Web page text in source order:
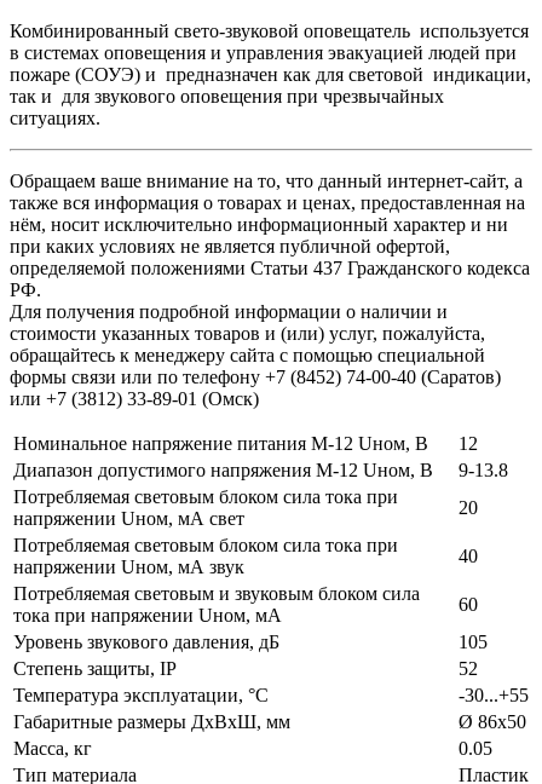
Комбинированный свето-звуковой оповещатель используется
в системах оповещения и управления эвакуацией людей при
пожаре (СОУЭ) и предназначен как для световой индикации,
так и для звукового оповещения при чрезвычайных
ситуациях.
Обращаем ваше внимание на то, что данный интернет-сайт, а
также вся информация о товарах и ценах, предоставленная на
нём, носит исключительно информационный характер и ни
при каких условиях не является публичной офертой,
определяемой положениями Статьи 437 Гражданского кодекса
РФ.
Для получения подробной информации о наличии и
стоимости указанных товаров и (или) услуг, пожалуйста,
обращайтесь к менеджеру сайта с помощью специальной
формы связи или по телефону +7 (8452) 74-00-40 (Саратов)
или +7 (3812) 33-89-01 (Омск)
Номинальное напряжение питания М-12 Uном, В
12
Диапазон допустимого напряжения М-12 Uном, В
9-13.8
Потребляемая световым блоком сила тока при
напряжении Uном, мА свет
20
Потребляемая световым блоком сила тока при
напряжении Uном, мА звук
40
Потребляемая световым и звуковым блоком сила
тока при напряжении Uном, мА
60
Уровень звукового давления, дБ
105
Степень защиты, IP
52
Температура эксплуатации, °С
-30...+55
Габаритные размеры ДхВхШ, мм
Ø 86х50
Масса, кг
0.05
Тип материала
Пластик